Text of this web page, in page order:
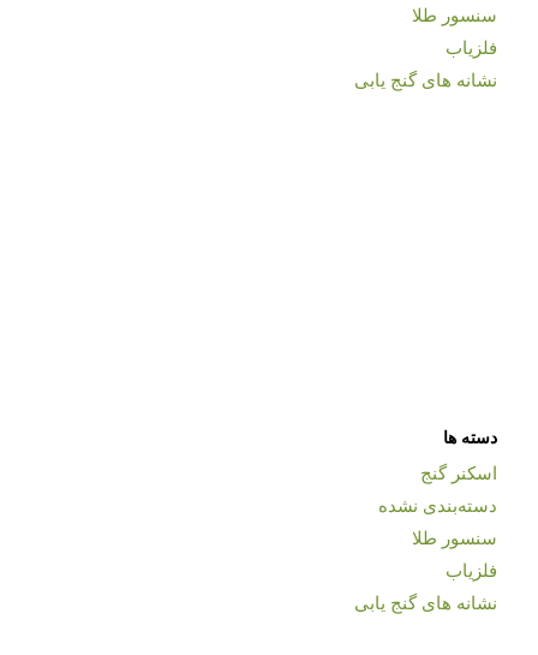
سنسور طلا
فلزیاب
نشانه های گنج یابی
دسته ها
اسکنر گنج
دسته‌بندی نشده
سنسور طلا
فلزیاب
نشانه های گنج یابی